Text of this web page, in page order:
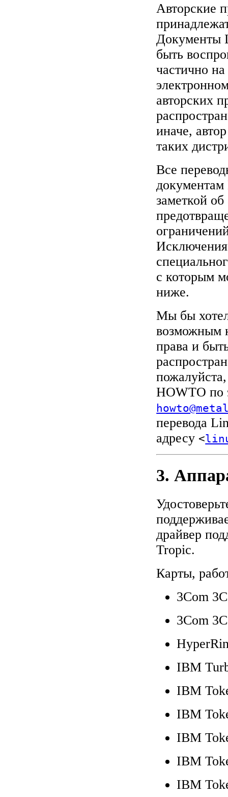
Авторские
Документы
быть
частично
авторских
иначе,
таких
Все
заметкой
Исключения
с которым
ниже.
Мы бы
возможным
права и
HOWTO по
перевода
адресу <
3.
драйвер
Tropiс.
Карты,
3Com
3Com
IBM
IBM
IBM
IBM
IBM
IBM